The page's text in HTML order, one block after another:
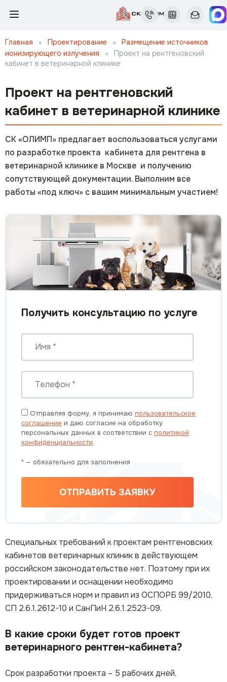
Главная » Проектирование »
Размещение источников
ионизирующего излучения
»
Проект на рентгеновский
кабинет в ветеринарной клинике
Проект на рентгеновский
кабинет в ветеринарной клинике
СК «ОЛИМП» предлагает воспользоваться услугами
по разработке проекта кабинета для рентгена в
ветеринарной клинике в Москве и получению
сопутствующей документации. Выполним все
работы «под ключ» с вашим минимальным участием!
Получить консультацию по услуге
Отправляя форму, я принимаю пользовательское
соглашение и даю согласие на обработку
персональных данных в соответствии с политикой
конфиденциальности.
* — обязательно для заполнения
ОТПРАВИТЬ ЗАЯВКУ
Специальных требований к проектам рентгеновских
кабинетов ветеринарных клиник в действующем
российском законодательстве нет. Поэтому при их
проектировании и оснащении необходимо
придерживаться норм и правил из ОСПОРБ 99/2010,
СП 2.6.1.2612-10 и СанПиН 2.6.1.2523-09.
В какие сроки будет готов проект
ветеринарного рентген-кабинета?
Срок разработки проекта – 5 рабочих дней.